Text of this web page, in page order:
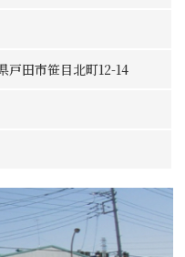
戸田市笹目北町12-14